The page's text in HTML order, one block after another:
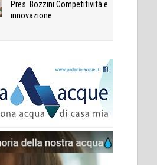
Pres. Bozzini:Competitività e
innovazione